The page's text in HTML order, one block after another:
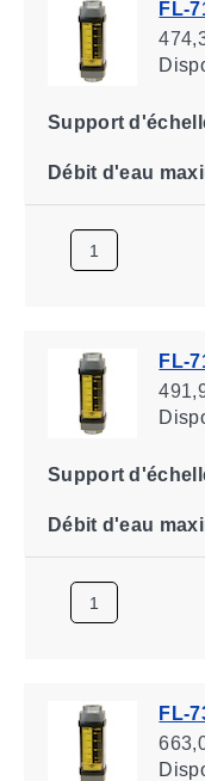
FL-
Support
Débit d'eau
FL-
Support
Débit d'eau
FL-